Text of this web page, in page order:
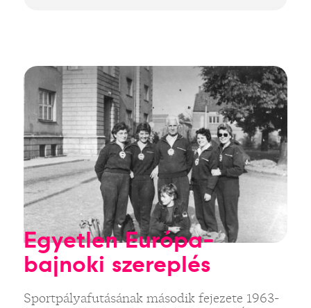
Egyetlen Európa-
bajnoki szereplés
Sportpályafutásának második fejezete 1963-